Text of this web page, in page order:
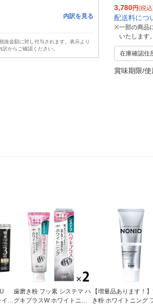
内訳を見る
抜金額に対し付与されます。表示より
からご確認ください。
3,780円(税
配送料につ
※一部の商品
いたします。
在庫確認住
賞味期限/
ン
歯磨き粉 フッ素 システマ ハ
グキプラスW ホワイトニン
【増量品あります！
き粉 ホワイトニング